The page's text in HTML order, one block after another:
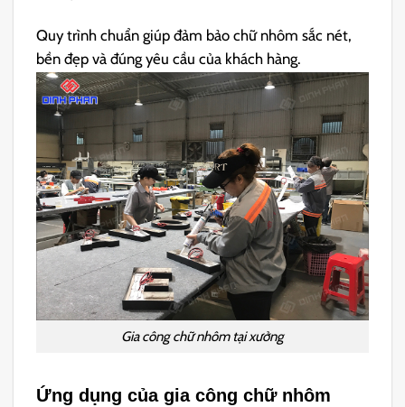
Quy trình chuẩn giúp đảm bảo chữ nhôm sắc nét,
bền đẹp và đúng yêu cầu của khách hàng.
Gia công chữ nhôm tại xưởng
Ứng dụng của gia công chữ nhôm